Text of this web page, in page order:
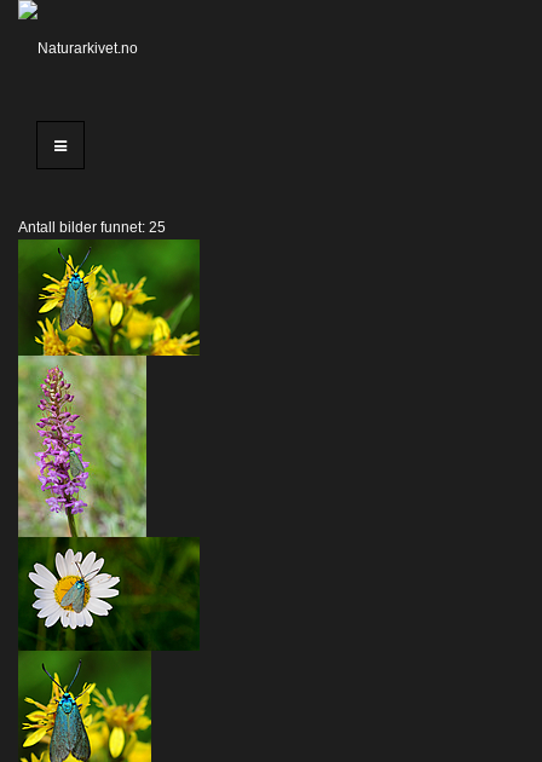
Antall bilder funnet: 25